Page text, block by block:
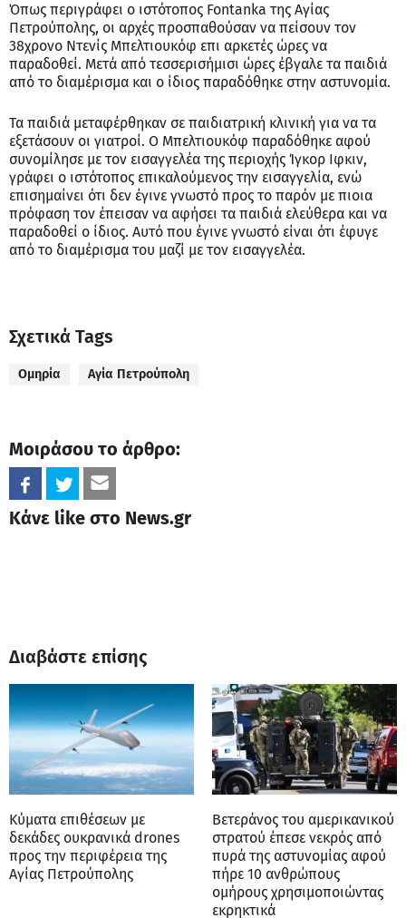
Όπως περιγράφει ο ιστότοπος Fontanka της Αγίας
Πετρούπολης, οι αρχές προσπαθούσαν να πείσουν τον
38χρονο Ντενίς Μπελτιουκόφ επι αρκετές ώρες να
παραδοθεί. Μετά από τεσσερισήμισι ώρες έβγαλε τα παιδιά
από το διαμέρισμα και ο ίδιος παραδόθηκε στην αστυνομία.
Τα παιδιά μεταφέρθηκαν σε παιδιατρική κλινική για να τα
εξετάσουν οι γιατροί. Ο Μπελτιουκόφ παραδόθηκε αφού
συνομίλησε με τον εισαγγελέα της περιοχής Ίγκορ Ιφκιν,
γράφει ο ιστότοπος επικαλούμενος την εισαγγελία, ενώ
επισημαίνει ότι δεν έγινε γνωστό προς το παρόν με πιοια
πρόφαση τον έπεισαν να αφήσει τα παιδιά ελεύθερα και να
παραδοθεί ο ίδιος. Αυτό που έγινε γνωστό είναι ότι έφυγε
από το διαμέρισμα του μαζί με τον εισαγγελέα.
Σχετικά Tags
Ομηρία Αγία Πετρούπολη
Μοιράσου το άρθρο:
Κάνε like στο News.gr
Διαβάστε επίσης
Κύματα επιθέσεων με
δεκάδες ουκρανικά drones
προς την περιφέρεια της
Αγίας Πετρούπολης
Βετεράνος του αμερικανικού
στρατού έπεσε νεκρός από
πυρά της αστυνομίας αφού
πήρε 10 ανθρώπους
ομήρους χρησιμοποιώντας
εκρηκτικά